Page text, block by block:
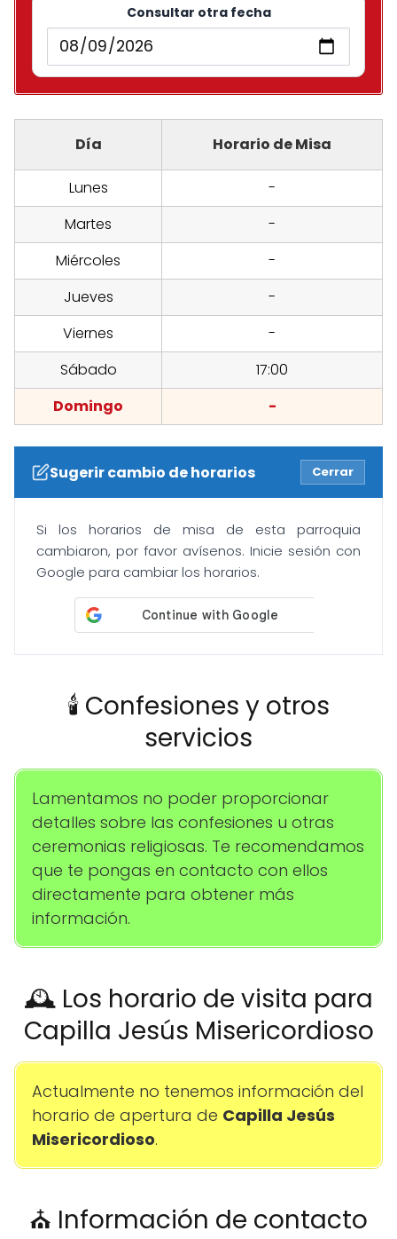
Consultar otra fecha
Día Horario de Misa
Lunes
-
Martes
-
Miércoles
-
Jueves
-
Viernes
-
Sábado
17:00
Domingo
-
Sugerir cambio de horarios Cerrar
Si los horarios de misa de esta parroquia
cambiaron, por favor avísenos. Inicie sesión con
Google para cambiar los horarios.
🕯️ Confesiones y otros
servicios
Lamentamos no poder proporcionar
detalles sobre las confesiones u otras
ceremonias religiosas. Te recomendamos
que te pongas en contacto con ellos
directamente para obtener más
información.
🕰️ Los horario de visita para
Capilla Jesús Misericordioso
Actualmente no tenemos información del
horario de apertura de Capilla Jesús
Misericordioso.
⛪ Información de contacto